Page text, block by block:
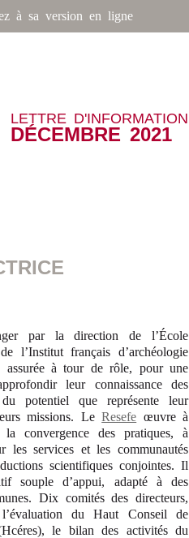
à sa version en ligne
LETTRE D'INFORMATION
DÉCEMBRE 2021
par la direction de l’École
l’Institut français d’archéologie
assurée à tour de rôle, pour une
leur connaissance des
potentiel que représente leur
missions. LeResefe œuvre à
convergence des pratiques, à
les services et les communautés
scientifiques conjointes. Il
souple d’appui, adapté à des
Dix comités des directeurs,
du Haut Conseil de
le bilan des activités du